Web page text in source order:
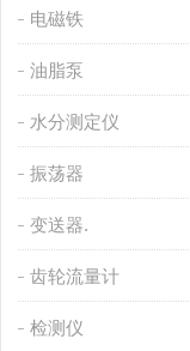
电磁铁
油脂泵
水分测定仪
振荡器
变送器.
齿轮流量计
检测仪